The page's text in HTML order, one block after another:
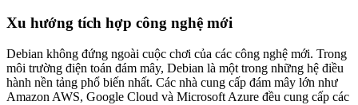
Xu hướng tích hợp công nghệ mới
Debian không đứng ngoài cuộc chơi của các công nghệ mới. Trong
môi trường điện toán đám mây, Debian là một trong những hệ điều
hành nền tảng phổ biến nhất. Các nhà cung cấp đám mây lớn như
Amazon AWS, Google Cloud và Microsoft Azure đều cung cấp các